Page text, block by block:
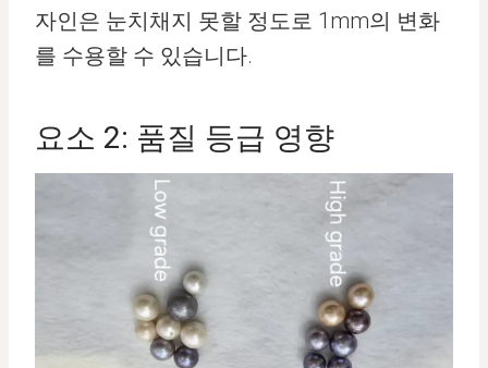
자인은 눈치채지 못할 정도로 1mm의 변화
를 수용할 수 있습니다.
요소 2: 품질 등급 영향